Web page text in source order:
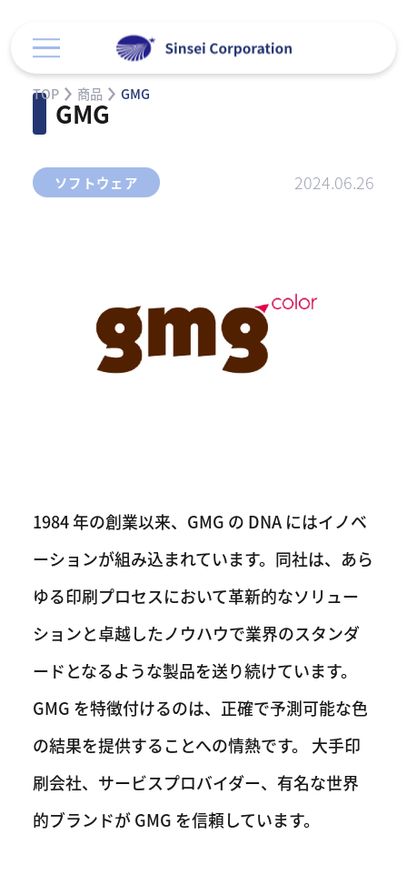
TOP 商品 GMG
GMG
ソフトウェア 2024.06.26
1984 年の創業以来、GMG の DNA にはイノベ
ーションが組み込まれています。同社は、あら
ゆる印刷プロセスにおいて革新的なソリュー
ションと卓越したノウハウで業界のスタンダ
ードとなるような製品を送り続けています。
GMG を特徴付けるのは、正確で予測可能な色
の結果を提供することへの情熱です。 大手印
刷会社、サービスプロバイダー、有名な世界
的ブランドが GMG を信頼しています。